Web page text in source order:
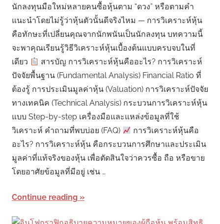
นักลงทุนมือใหม่หลายคนซื้อหุ้นตาม “ดวง” หรือตามคำ
แนะนำโดยไม่รู้ว่าหุ้นตัวนั้นดีจริงไหม — การวิเคราะห์หุ้น
คือทักษะที่เปลี่ยนคุณจากนักพนันเป็นนักลงทุน บทความนี้
จะพาคุณเรียนรู้วิธีวิเคราะห์หุ้นเบื้องต้นแบบครบจบในที่
เดียว
สารบัญ การวิเคราะห์หุ้นคืออะไร? การวิเคราะห์
ปัจจัยพื้นฐาน (Fundamental Analysis) Financial Ratio ที่
ต้องรู้ การประเมินมูลค่าหุ้น (Valuation) การวิเคราะห์ปัจจัย
ทางเทคนิค (Technical Analysis) กระบวนการวิเคราะห์หุ้น
แบบ Step-by-step เครื่องมือและแหล่งข้อมูลที่ใช้
วิเคราะห์ คำถามที่พบบ่อย (FAQ)
การวิเคราะห์หุ้นคือ
อะไร? การวิเคราะห์หุ้น คือกระบวนการศึกษาและประเมิน
มูลค่าที่แท้จริงของหุ้น เพื่อตัดสินใจว่าควรซื้อ ถือ หรือขาย
โดยอาศัยข้อมูลที่มีอยู่ เช่น …
Continue reading